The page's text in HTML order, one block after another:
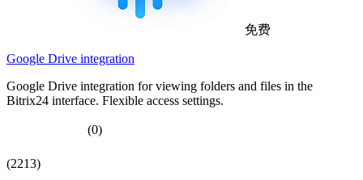
免费
Google Drive integration
Google Drive integration for viewing folders and files in the
Bitrix24 interface. Flexible access settings.
(0)
(2213)